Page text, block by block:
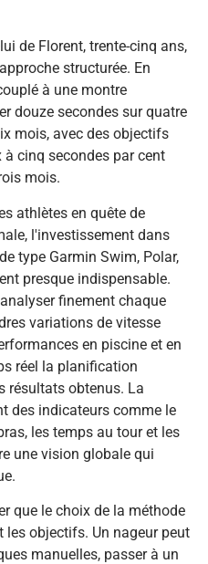
de Florent, trente-cinq ans,
structurée. En
à une montre
douze secondes sur quatre
mois, avec des objectifs
cinq secondes par cent
mois.
athlètes en quête de
l'investissement dans
type Garmin Swim, Polar,
presque indispensable.
finement chaque
variations de vitesse
en piscine et en
réel la planification
résultats obtenus. La
des indicateurs comme le
les temps au tour et les
une vision globale qui
que le choix de la méthode
les objectifs. Un nageur peut
manuelles, passer à un